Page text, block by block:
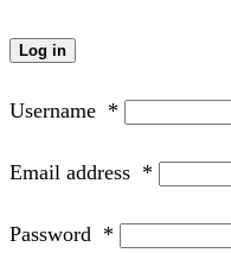
Log in
Username *
Email address *
Password *